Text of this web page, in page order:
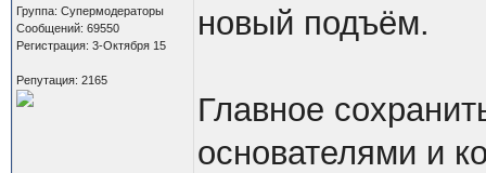
Группа: Супермодераторы
Сообщений: 69550
Регистрация: 3-Октября 15
Репутация: 2165
новый подъём.
Главное
основателями и